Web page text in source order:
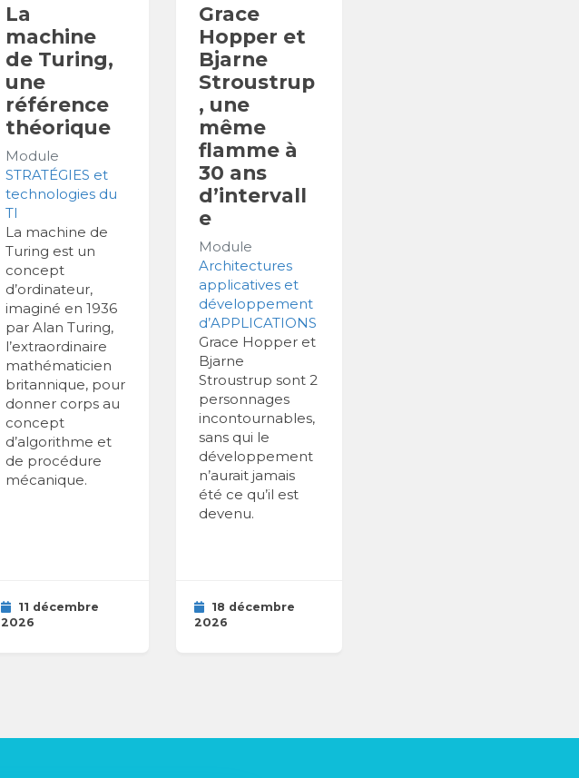
La
machine
de Turing,
une
référence
théorique
Module
STRATÉGIES et
technologies du
TI
La machine de
Turing est un
concept
d’ordinateur,
imaginé en 1936
par Alan Turing,
l’extraordinaire
mathématicien
britannique, pour
donner corps au
concept
d’algorithme et
de procédure
mécanique.
11 décembre
2026
Grace
Hopper et
Bjarne
Stroustrup
, une
même
flamme à
30 ans
d’intervall
e
Module
Architectures
applicatives et
développement
d’APPLICATIONS
Grace Hopper et
Bjarne
Stroustrup sont 2
personnages
incontournables,
sans qui le
développement
n’aurait jamais
été ce qu’il est
devenu.
18 décembre
2026